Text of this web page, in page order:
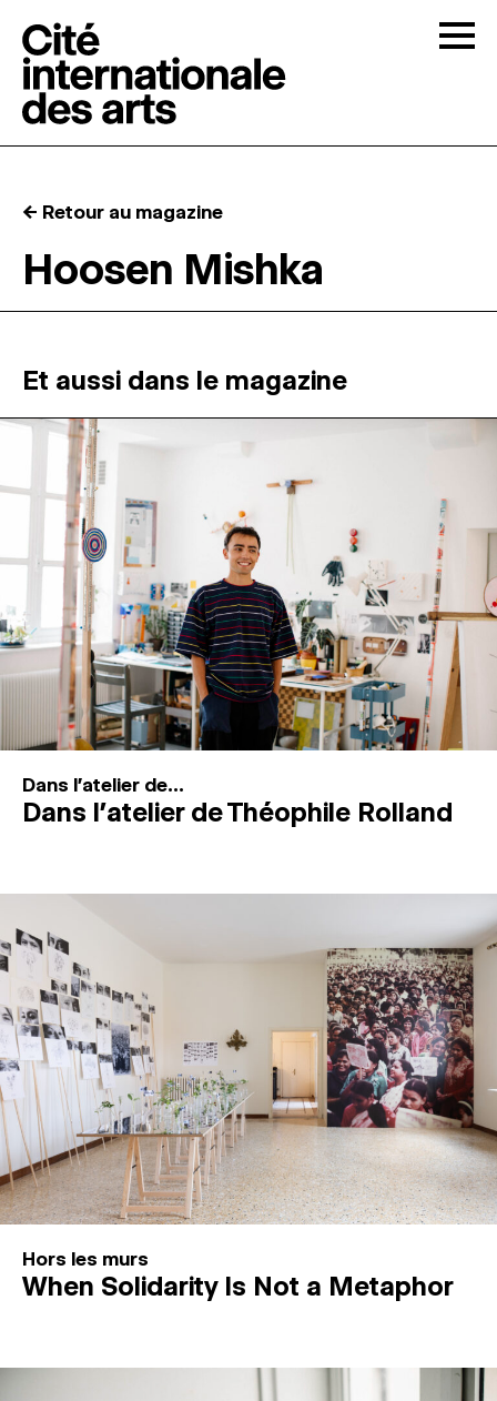
RÉSIDENCES ↓
ATELIERS OUVERTS
PROGRAMMATION
MAGAZINE
ESPACES DE PRATIQUE ARTISTIQUE ↓
Recherche
Connexion
← Retour au magazine
Hoosen Mishka
Et aussi dans le magazine
Dans l'atelier de...
Dans l’atelier de Théophile Rolland
Hors les murs
When Solidarity Is Not a Metaphor